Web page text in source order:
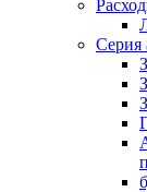
Серия